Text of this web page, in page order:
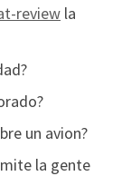
review la
un avion?
la gente